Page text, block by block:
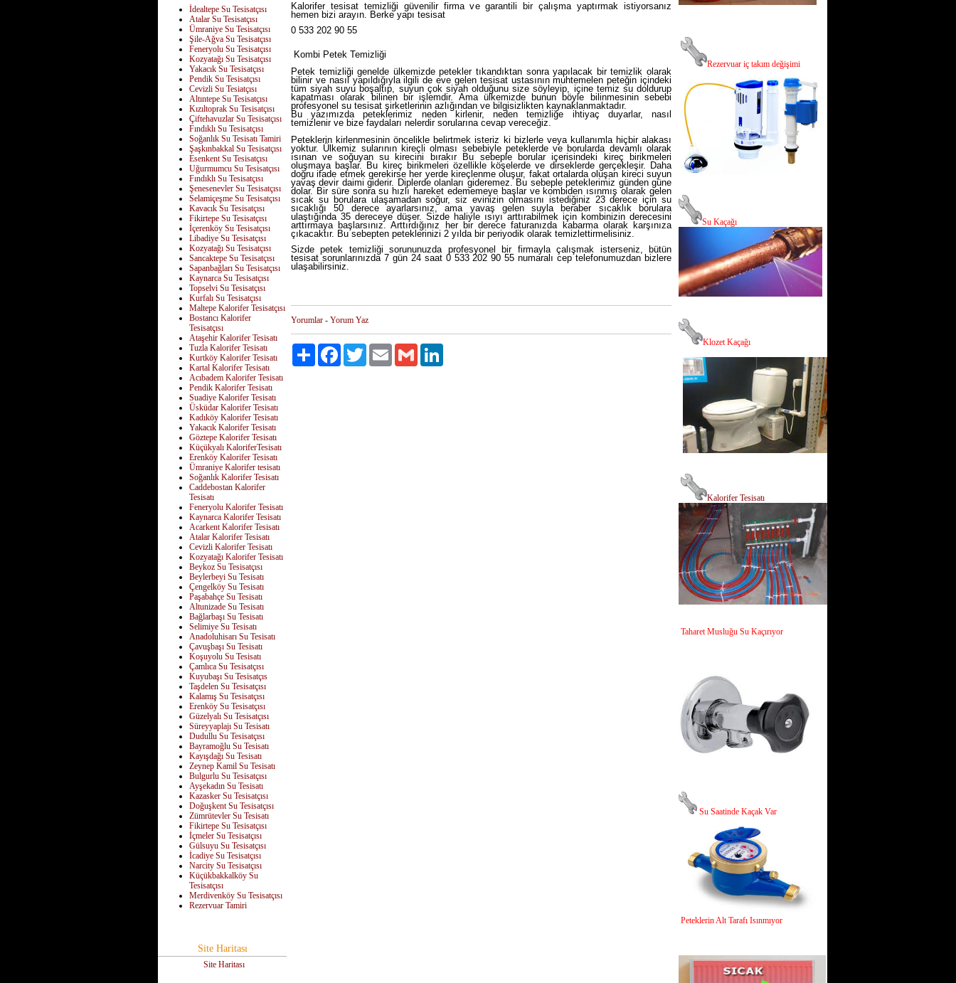
İdealtepe Su Tesisatçısı
Atalar Su Tesisatçısı
Ümraniye Su Tesisatçısı
Şile-Ağva Su Tesisatçısı
Feneryolu Su Tesisatçısı
Kozyatağı Su Tesisatçısı
Yakacık Su Tesisatçısı
Pendik Su Tesisatçısı
Cevizli Su Tesiatçısı
Altıntepe Su Tesisatçısı
Kızıltoprak Su Tesisatçısı
Çiftehavuzlar Su Tesisatçısı
Fındıklı Su Tesisatçısı
Soğanlık Su Tesisatı Tamiri
Şaşkınbakkal Su Tesisatçısı
Esenkent Su Tesisatçısı
Uğurmumcu Su Tesisatçısı
Fındıklı Su Tesisatçısı
Şenesenevler Su Tesisatçısı
Selamiçeşme Su Tesisatçısı
Kavacık Su Tesisatçısı
Fikirtepe Su Tesisatçısı
İçerenköy Su Tesisatçısı
Libadiye Su Tesisatçısı
Kozyatağı Su Tesisatçısı
Sancaktepe Su Tesisatçısı
Sapanbağları Su Tesisatçısı
Kaynarca Su Tesisatçısı
Topselvi Su Tesisatçısı
Kurfalı Su Tesisatçısı
Maltepe Kalorifer Tesisatçısı
Bostancı Kalorifer
Tesisatçısı
Ataşehir Kalorifer Tesisatı
Tuzla Kalorifer Tesisatı
Kurtköy Kalorifer Tesisatı
Kartal Kalorifer Tesisatı
Acıbadem Kalorifer Tesisatı
Pendik Kalorifer Tesisatı
Suadiye Kalorifer Tesisatı
Üsküdar Kalorifer Tesisatı
Kadıköy Kalorifer Tesisatı
Yakacık Kalorifer Tesisatı
Göztepe Kalorifer Tesisatı
Küçükyalı KaloriferTesisatı
Erenköy Kalorifer Tesisatı
Ümraniye Kalorifer tesisatı
Soğanlık Kalorifer Tesisatı
Caddebostan Kalorifer
Tesisatı
Feneryolu Kalorifer Tesisatı
Kaynarca Kalorifer Tesisatı
Acarkent Kalorifer Tesisatı
Atalar Kalorifer Tesisatı
Cevizli Kalorifer Tesisatı
Kozyatağı Kalorifer Tesisatı
Beykoz Su Tesisatçısı
Beylerbeyi Su Tesisatı
Çengelköy Su Tesisatı
Paşabahçe Su Tesisatı
Altunizade Su Tesisatı
Bağlarbaşı Su Tesisatı
Selimiye Su Tesisatı
Anadoluhisarı Su Tesisatı
Çavuşbaşı Su Tesisatı
Koşuyolu Su Tesisatı
Çamlıca Su Tesisatçısı
Kuyubaşı Su Tesisatçıs
Taşdelen Su Tesisatçısı
Kalamış Su Tesisatçısı
Erenköy Su Tesisatçısı
Güzelyalı Su Tesisatçısı
Süreyyaplajı Su Tesisatı
Dudullu Su Tesisatçısı
Bayramoğlu Su Tesisatı
Kayışdağı Su Tesisatı
Zeynep Kamil Su Tesisatı
Bulgurlu Su Tesisatçısı
Ayşekadın Su Tesisatı
Kazasker Su Tesisatçısı
Doğuşkent Su Tesisatçısı
Zümrütevler Su Tesisatı
Fikirtepe Su Tesisatçısı
İçmeler Su Tesisatçısı
Gülsuyu Su Tesisatçısı
İcadiye Su Tesisatçısı
Narcity Su Tesisatçısı
Küçükbakkalköy Su
Tesisatçısı
Merdivenköy Su Tesisatçısı
Rezervuar Tamiri
Site Haritası
Site Haritası
Kalorifer tesisat temizliği güvenilir firma ve garantili bir çalışma yaptırmak istiyorsanız
hemen bizi arayın. Berke yapı tesisat
0 533 202 90 55
Kombi Petek Temizliği
Petek temizliği genelde ülkemizde petekler tıkandıktan sonra yapılacak bir temizlik olarak
bilinir ve nasılyapıldığıyla ilgili de eve gelen tesisat ustasının muhtemelen peteğin içindeki
tüm siyah suyu boşaltıp, suyun çok siyah olduğunu size söyleyip, içine temiz su doldurup
kapatması olarak bilinen bir işlemdir. Ama ülkemizde bunun böyle bilinmesinin sebebi
profesyonel su tesisat şirketlerinin azlığından ve bilgisizlikten kaynaklanmaktadır.
Bu yazımızda peteklerimiz neden kirlenir, neden temizliğe ihtiyaç duyarlar, nasıl
temizlenir ve bize faydaları nelerdir sorularına cevap vereceğiz.
Peteklerin kirlenmesinin öncelikle belirtmek isteriz ki bizlerle veya kullanımla hiçbir alakası
yoktur. Ülkemiz sularının kireçli olması sebebiyle peteklerde ve borularda devamlı olarak
ısınan ve soğuyan su kirecini bırakır Bu sebeple borular içerisindeki kireç birikmeleri
oluşmaya başlar. Bu kireç birikmeleri özellikle köşelerde ve dirseklerde gerçekleşir. Daha
doğru ifade etmek gerekirse her yerde kireçlenme oluşur, fakat ortalarda oluşan kireci suyun
yavaş devir daimi giderir. Diplerde olanları gideremez. Bu sebeple peteklerimiz günden güne
dolar. Bir süre sonra su hızlı hareket edememeye başlar ve kombiden ısınmış olarak gelen
sıcak su borulara ulaşamadan soğur, siz evinizin olmasını istediğiniz 23 derece için su
sıcaklığı 50 derece ayarlarsınız, ama yavaş gelen suyla beraber sıcaklık borulara
ulaştığında 35 dereceye düşer. Sizde haliyle ısıyı arttırabilmek için kombinizin derecesini
arttırmaya başlarsınız. Arttırdığınız her bir derece faturanızda kabarma olarak karşınıza
çıkacaktır. Bu sebepten peteklerinizi 2 yılda bir periyodik olarak temizlettirmelisiniz.
Sizde petek temizliği sorununuzda profesyonel bir firmayla çalışmak isterseniz, bütün
tesisat sorunlarınızda 7 gün 24 saat 0 533 202 90 55 numaralı cep telefonumuzdan bizlere
ulaşabilirsiniz.
Yorumlar - Yorum Yaz
Paylaş FacebookTwitter Email Gmail
Rezervuar iç takım değişimi
Su Kaçağı
Klozet Kaçağı
Kalorifer Tesisatı
Taharet Musluğu Su Kaçırıyor
Su Saatinde Kaçak Var
Peteklerin Alt Tarafı Isınmıyor